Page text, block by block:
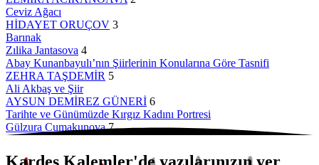
Ceviz Ağacı
HİDAYET ORUÇOV 3
Barınak
Zılika Jantasova 4
Abay Kunanbayulı’nın Şiirlerinin Konularına Göre Tasnifi
ZEHRA TAŞDEMİR 5
Ali Akbaş ve Şiir
AYSUN DEMİREZ GÜNERİ 6
Tarihte ve Günümüzde Kırgız Kadını Portresi
Gülzura Cumakunova 7